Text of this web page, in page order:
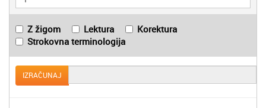
Z žigom Lektura
Korektura
Strokovna terminologija
IZRAČUNAJ